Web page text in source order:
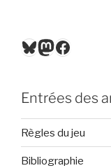
Bluesky
Mastodon
Entrées des
Règles du jeu
Bibliographie